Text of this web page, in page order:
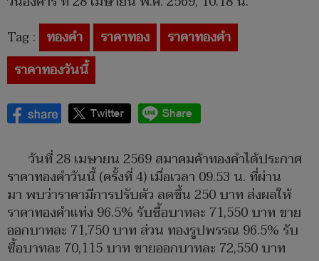
Tag : ทองคำ ราคาทอง
ราคาทองคำ
ราคาทองวันนี้
วันที่ 28 เมษายน 2569 สมาคมค้าทองคำได้ประกาศ
ราคาทองคำวันนี้ (ครั้งที่ 4) เมื่อเวลา 09.53 น. ที่ผ่าน
มา พบว่าราคามีการปรับตัว ลดขึ้น 250 บาท ส่งผลให้
ราคาทองคำแท่ง 96.5% รับซื้อบาทละ 71,550 บาท ขาย
ออกบาทละ 71,750 บาท ส่วน ทองรูปพรรณ 96.5% รับ
ซื้อบาทละ 70,115 บาท ขายออกบาทละ 72,550 บาท